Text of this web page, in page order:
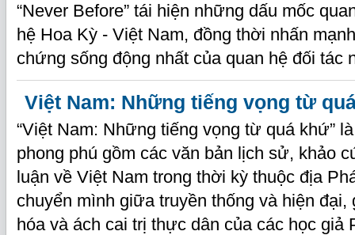
“Never Before” tái hiện những dấu mốc
hệ Hoa Kỳ - Việt Nam, đồng thời nhấn
chứng sống động nhất của quan hệ đối tác
Việt Nam: Những tiếng vọng từ
“Việt Nam: Những tiếng vọng từ quá khứ”
phong phú gồm các văn bản lịch sử, khảo
luận về Việt Nam trong thời kỳ thuộc địa
chuyển mình giữa truyền thống và hiện
hóa và ách cai trị thực dân của các học giả